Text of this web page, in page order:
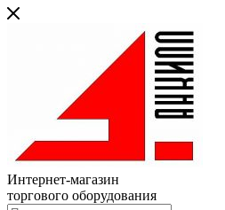
Интернет-магазин
торгового оборудования